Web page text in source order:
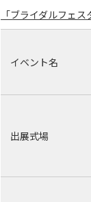
「ブライダルフェ
イベント名
出展式場